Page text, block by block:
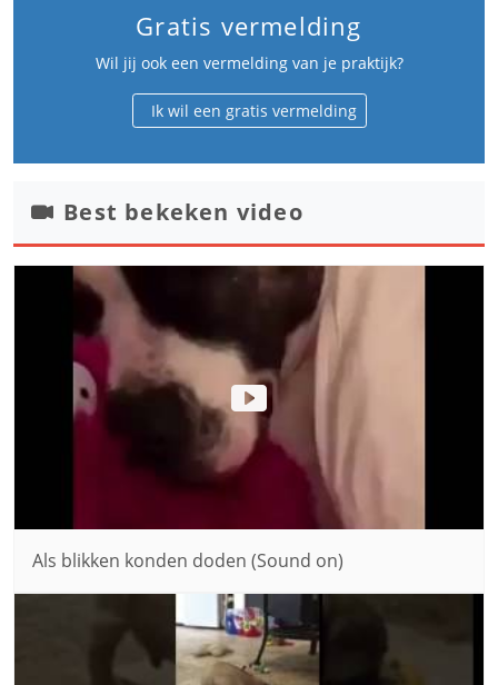
Gratis vermelding
Wil jij ook een vermelding van je praktijk?
Ik wil een gratis vermelding
Best bekeken video
Als blikken konden doden (Sound on)